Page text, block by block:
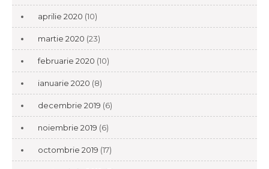
aprilie 2020 (10)
martie 2020 (23)
februarie 2020 (10)
ianuarie 2020 (8)
decembrie 2019 (6)
noiembrie 2019 (6)
octombrie 2019 (17)